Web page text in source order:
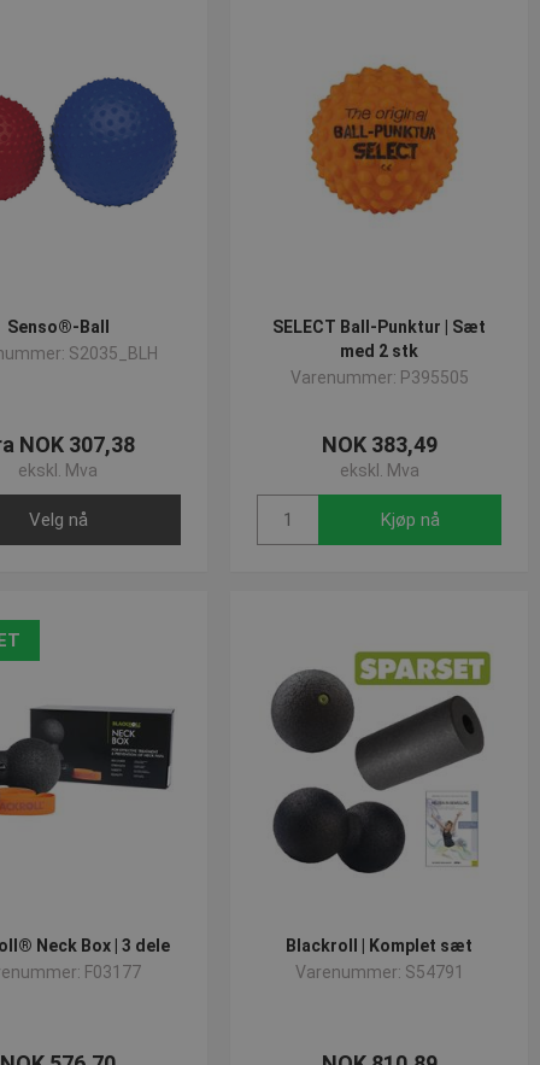
Senso®-Ball
S2035_BLH
NOK 307,38
ekskl. Mva
Velg nå
SELECT Ball-Punktur | Sæt
med 2 stk
Varenummer: P395505
NOK 383,49
ekskl. Mva
Kjøp nå
Neck Box | 3 dele
F03177
Blackroll | Komplet sæt
Varenummer: S54791
å opprettholde
lagrer og oppdaterer
sidevisninger.
i hver sideforespørsel
for
og brukes til å
som for
Beskrivelse
minutter
1 år